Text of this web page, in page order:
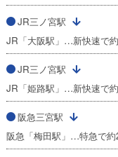
JR三ノ宮駅
JR「大阪駅」…新快速で
JR三ノ宮駅
JR「姫路駅」…新快速で
阪急三宮駅
阪急「梅田駅」…特急で約